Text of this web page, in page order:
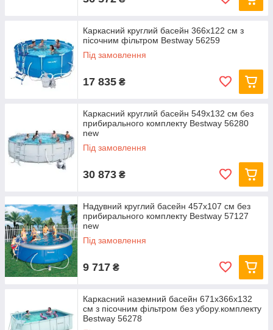
Каркасний круглий басейн 366x122 см з
пісочним фільтром Bestway 56259
Під замовлення
17 835 ₴
Каркасний круглий басейн 549x132 см без
прибирального комплекту Bestway 56280
new
Під замовлення
30 873 ₴
Надувний круглий басейн 457х107 см без
прибирального комплекту Bestway 57127
new
Під замовлення
9 717 ₴
Каркасний наземний басейн 671x366x132
см з пісочним фільтром без убору.комплекту
Bestway 56278